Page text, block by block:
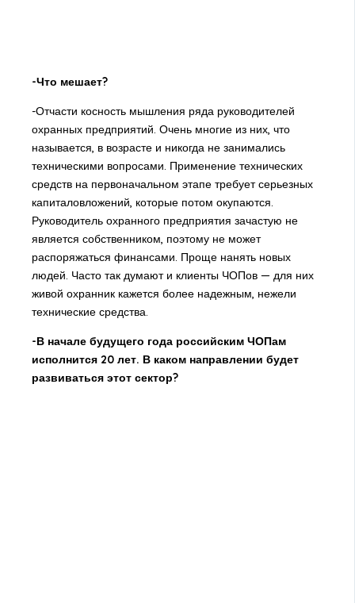
-Что мешает?
-Отчасти косность мышления ряда руководителей
охранных предприятий. Очень многие из них, что
называется, в возрасте и никогда не занимались
техническими вопросами. Применение технических
средств на первоначальном этапе требует серьезных
капиталовложений, которые потом окупаются.
Руководитель охранного предприятия зачастую не
является собственником, поэтому не может
распоряжаться финансами. Проще нанять новых
людей. Часто так думают и клиенты ЧОПов — для них
живой охранник кажется более надежным, нежели
технические средства.
-В начале будущего года российским ЧОПам
исполнится 20 лет. В каком направлении будет
развиваться этот сектор?